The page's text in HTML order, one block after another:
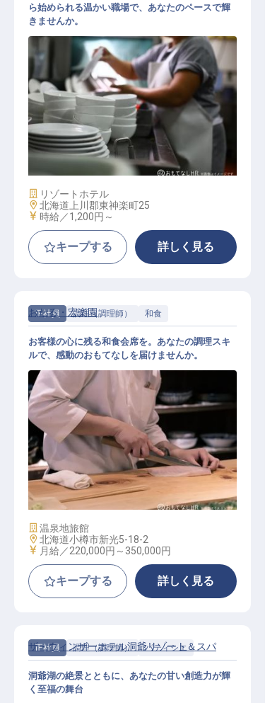
調理 アルバイト 日中
ら始められる温かい職場で、あなたのペースで輝
きませんか。
施設業態
リゾートホテル
勤務地
北海道上川郡東神楽町25
給与
時給／1,200円～
キープする 詳しく見る
正社員 調理（調理師） 和食
調理スタッフ
おたる・宏楽園
お客様の心に残る和食会席を。あなたの調理スキ
ルで、感動のおもてなしを届けませんか。
施設業態
温泉地旅館
勤務地
北海道小樽市新光5-18-2
給与
月給／220,000円～ 350,000円
キープする 詳しく見る
正社員 調理（調理師） パティシエ
ザ・ウィンザーホテル洞爺リゾート＆スパ
洞爺湖の絶景とともに、あなたの甘い創造力が輝
く至福の舞台